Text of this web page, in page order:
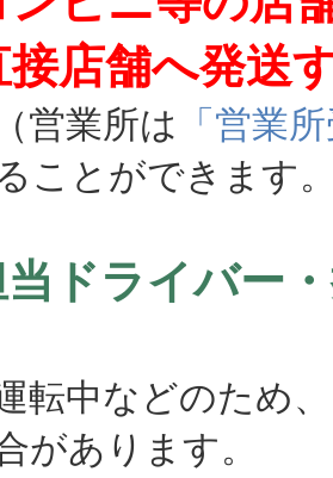
接店舗へ発送
業所は 「営業
ことができます
当ドライバー
転中などのため
があります。